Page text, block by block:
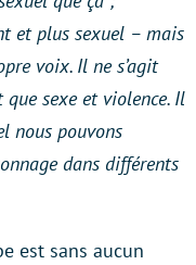
et plus sexuel – mais
voix. Il ne s’agit
que sexe et violence. Il
nous pouvons
dans différents
est sans aucun